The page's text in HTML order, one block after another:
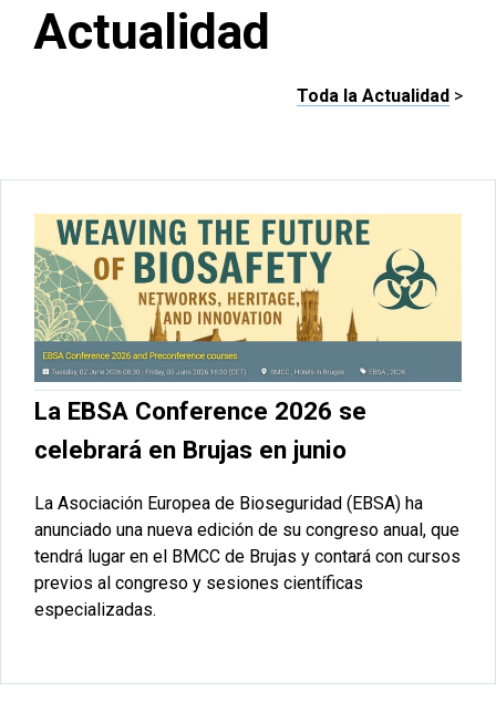
Actualidad
Toda la Actualidad >
La EBSA Conference 2026 se
celebrará en Brujas en junio
La Asociación Europea de Bioseguridad (EBSA) ha
anunciado una nueva edición de su congreso anual, que
tendrá lugar en el BMCC de Brujas y contará con cursos
previos al congreso y sesiones científicas
especializadas.